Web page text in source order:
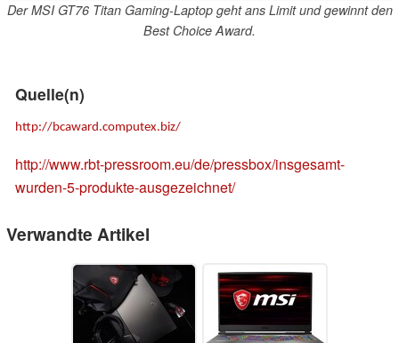
Der MSI GT76 Titan Gaming-Laptop geht ans Limit und gewinnt den
Best Choice Award.
Quelle(n)
http://bcaward.computex.biz/
http://www.rbt-pressroom.eu/de/pressbox/insgesamt-
wurden-5-produkte-ausgezeichnet/
Verwandte Artikel